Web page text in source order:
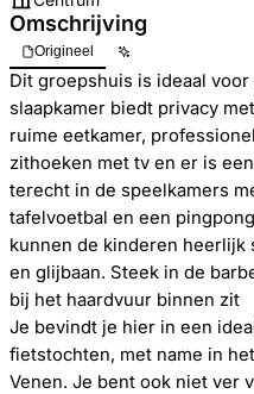
Omschrijving
Origineel
Dit groepshuis is ideaal
slaapkamer biedt privacy
ruime eetkamer,
zithoeken met tv en er is
terecht in de speelkamers
tafelvoetbal en een
kunnen de kinderen heerlijk
en glijbaan. Steek in de
bij het haardvuur binnen zit
Je bevindt je hier in een
fietstochten, met name in
Venen. Je bent ook niet ver